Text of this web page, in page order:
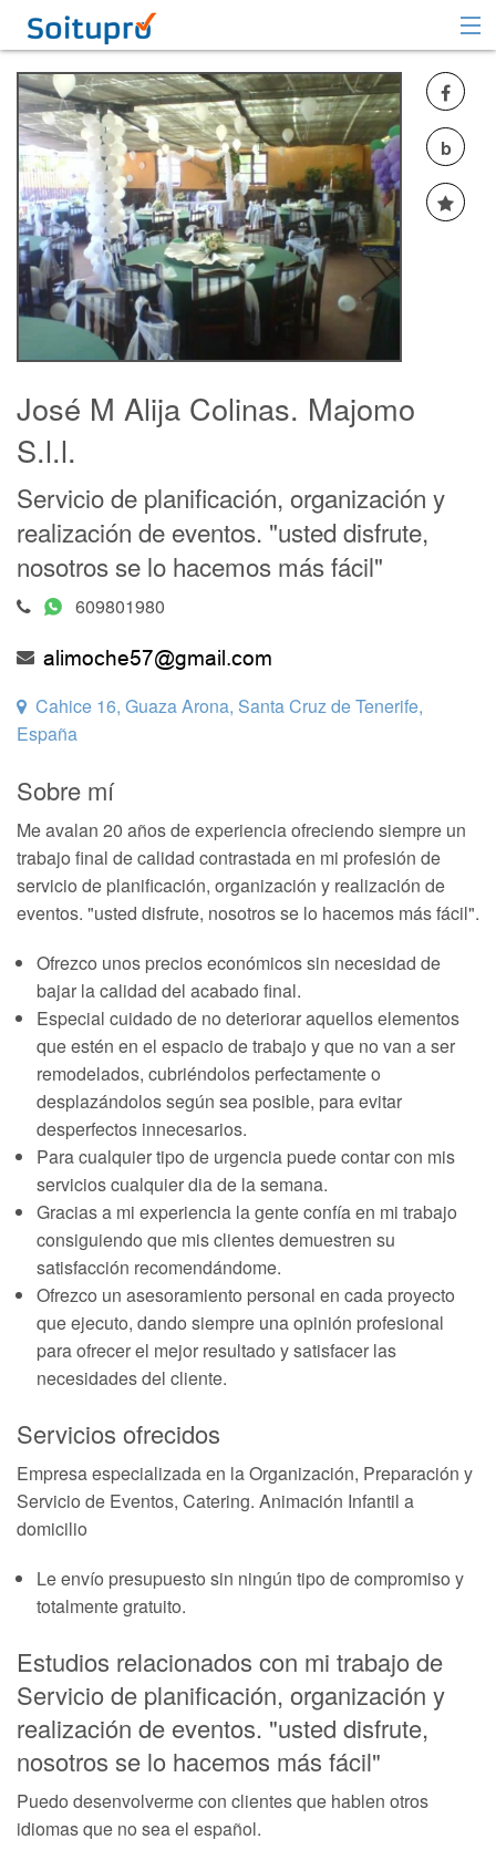
Recomendar
Registrarse
Iniciar sesión
b
José M Alija Colinas. Majomo
S.l.l.
Servicio de planificación, organización y
realización de eventos. "usted disfrute,
nosotros se lo hacemos más fácil"
609801980
Cahice 16, Guaza Arona, Santa Cruz de Tenerife,
España
Sobre mí
Me avalan 20 años de experiencia ofreciendo siempre un
trabajo final de calidad contrastada en mi profesión de
servicio de planificación, organización y realización de
eventos. "usted disfrute, nosotros se lo hacemos más fácil".
Ofrezco unos precios económicos sin necesidad de
bajar la calidad del acabado final.
Especial cuidado de no deteriorar aquellos elementos
que estén en el espacio de trabajo y que no van a ser
remodelados, cubriéndolos perfectamente o
desplazándolos según sea posible, para evitar
desperfectos innecesarios.
Para cualquier tipo de urgencia puede contar con mis
servicios cualquier dia de la semana.
Gracias a mi experiencia la gente confía en mi trabajo
consiguiendo que mis clientes demuestren su
satisfacción recomendándome.
Ofrezco un asesoramiento personal en cada proyecto
que ejecuto, dando siempre una opinión profesional
para ofrecer el mejor resultado y satisfacer las
necesidades del cliente.
Servicios ofrecidos
Empresa especializada en la Organización, Preparación y
Servicio de Eventos, Catering. Animación Infantil a
domicilio
Le envío presupuesto sin ningún tipo de compromiso y
totalmente gratuito.
Estudios relacionados con mi trabajo de
Servicio de planificación, organización y
realización de eventos. "usted disfrute,
nosotros se lo hacemos más fácil"
Puedo desenvolverme con clientes que hablen otros
idiomas que no sea el español.